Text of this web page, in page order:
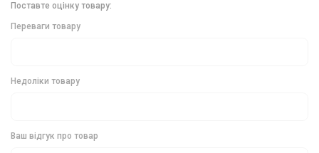
Shimano Net Bag Double 60x60x15cm: Ваш
вибір для рибалок, які цінують надійність, зручність та
Поставте оцінку товару:
Переваги товару
Недоліки товару
Ваш відгук про товар